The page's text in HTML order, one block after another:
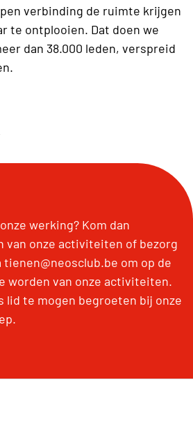
verbinding de ruimte krijgen
te ontplooien. Dat doen we
dan 38.000 leden, verspreid
werking? Kom dan
van onze activiteiten of bezorg
om op de
worden van onze activiteiten.
lid te mogen begroeten bij onze